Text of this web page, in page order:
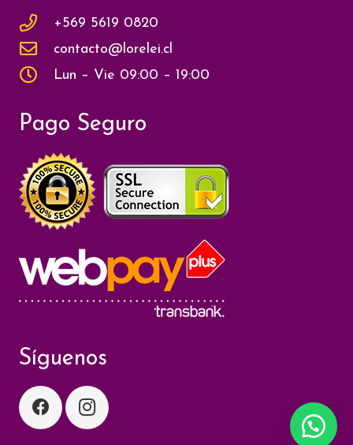
+569 5619 0820
contacto@lorelei.cl
Lun – Vie 09:00 – 19:00
Pago Seguro
Síguenos